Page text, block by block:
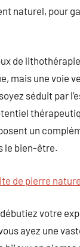
naturel, pour
de
mais une voie
séduit par
un
le bien-être.
de pierre
votre
ayez une